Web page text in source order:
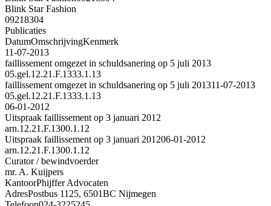
Blink Star Fashion
09218304
Publicaties
DatumOmschrijvingKenmerk
11-07-2013
faillissement omgezet in schuldsanering op 5 juli 2013
05.gel.12.21.F.1333.1.13
faillissement omgezet in schuldsanering op 5 juli 201311-07-2013
05.gel.12.21.F.1333.1.13
06-01-2012
Uitspraak faillissement op 3 januari 2012
arn.12.21.F.1300.1.12
Uitspraak faillissement op 3 januari 201206-01-2012
arn.12.21.F.1300.1.12
Curator / bewindvoerder
mr. A. Kuijpers
KantoorPhijffer Advocaten
AdresPostbus 1125, 6501BC Nijmegen